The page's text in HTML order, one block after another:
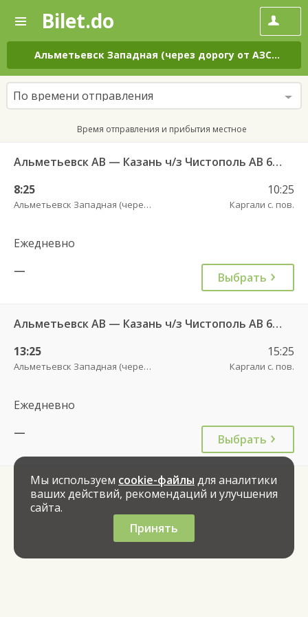
—
Поиск
и
покупка
билетов
на
автобус
онлайн
Bilet.do
Альметьевск Западная (через дорогу от АЗС Татнефть)
По времени отправления
Время отправления и прибытия местное
Альметьевск АВ — Казань ч/з Чистополь АВ 694
8:25
Альметьевск Западная (через дорогу от АЗС Татнефть)
10:25
Каргали с. пов.
Ежедневно
—
Выбрать
Альметьевск АВ — Казань ч/з Чистополь АВ 694
13:25
Альметьевск Западная (через дорогу от АЗС Татнефть)
15:25
Каргали с. пов.
Ежедневно
—
Выбрать
Мы используем cookie-файлы для аналитики
ваших действий, рекомендаций и улучшения
сайта.
Принять